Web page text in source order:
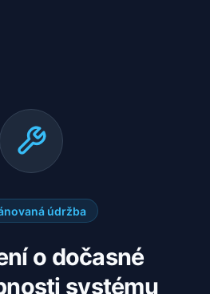
údržba
o dočasné
systému